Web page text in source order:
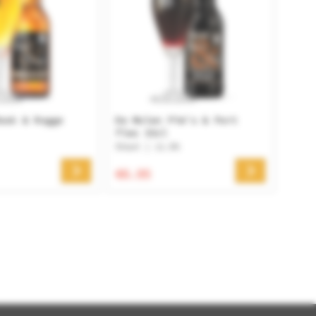
& Rogge
De Molen Pim's & Port
fles 33cl
€6.95